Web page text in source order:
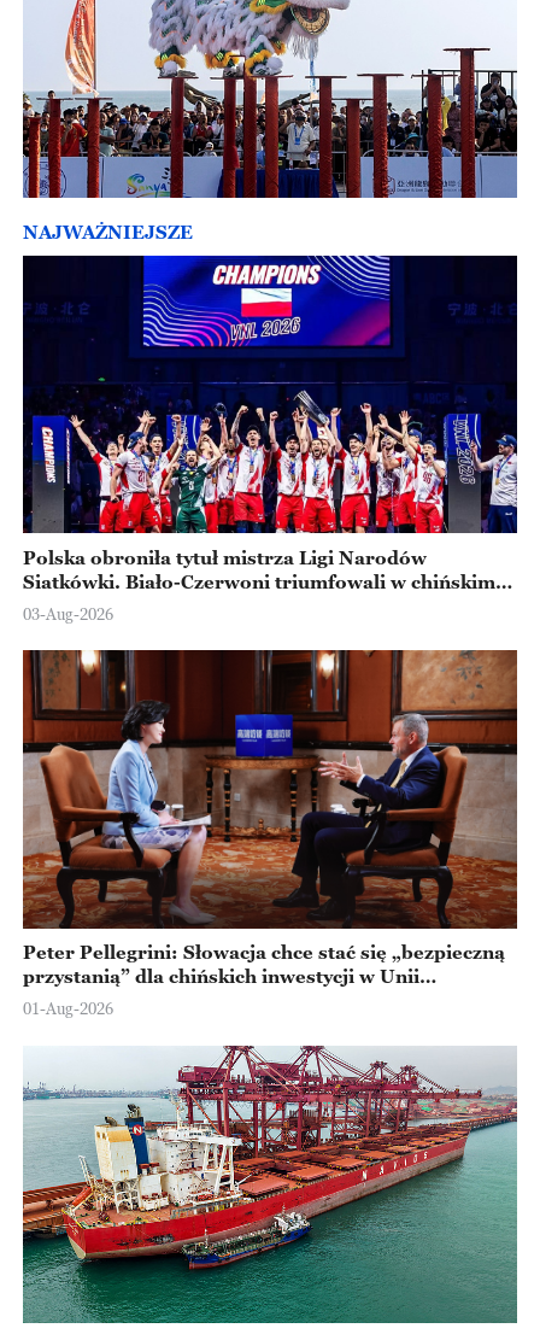
NAJWAŻNIEJSZE
Polska obroniła tytuł mistrza Ligi Narodów
Siatkówki. Biało-Czerwoni triumfowali w chińskim
Ningbo
03-Aug-2026
Peter Pellegrini: Słowacja chce stać się „bezpieczną
przystanią” dla chińskich inwestycji w Unii
Europejskiej
01-Aug-2026